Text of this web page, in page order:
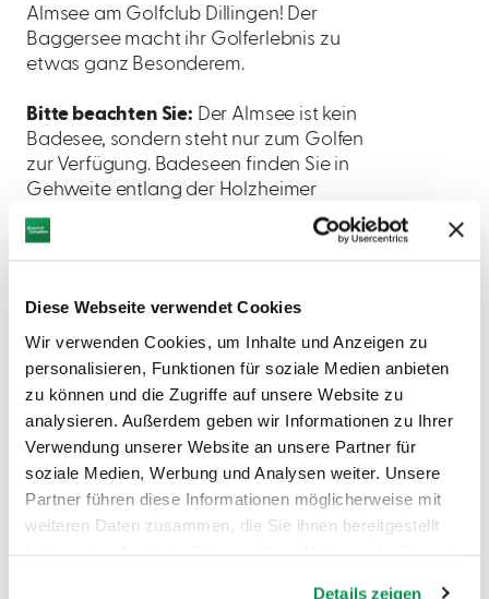
Diese Webseite verwendet Cookies
Wir verwenden Cookies, um Inhalte und Anzeigen zu
personalisieren, Funktionen für soziale Medien anbieten
zu können und die Zugriffe auf unsere Website zu
analysieren. Außerdem geben wir Informationen zu Ihrer
Verwendung unserer Website an unsere Partner für
soziale Medien, Werbung und Analysen weiter. Unsere
Partner führen diese Informationen möglicherweise mit
weiteren Daten zusammen, die Sie ihnen bereitgestellt
Details zeigen
Almsee am Golfclub Dillingen! Der
Baggersee macht ihr Golferlebnis zu
etwas ganz Besonderem.
Bitte beachten Sie: Der Almsee ist kein
Badesee, sondern steht nur zum Golfen
zur Verfügung. Badeseen finden Sie in
Gehweite entlang der Holzheimer
Straße in Richtung St2032.
AUF DER KARTE ANZEIGEN